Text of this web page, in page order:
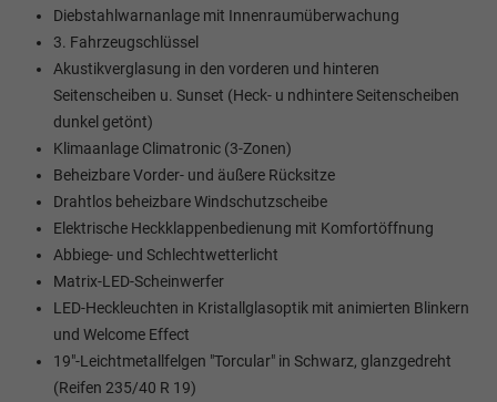
Diebstahlwarnanlage mit Innenraumüberwachung
3. Fahrzeugschlüssel
Akustikverglasung in den vorderen und hinteren
Seitenscheiben u. Sunset (Heck- u ndhintere Seitenscheiben
dunkel getönt)
Klimaanlage Climatronic (3-Zonen)
Beheizbare Vorder- und äußere Rücksitze
Drahtlos beheizbare Windschutzscheibe
Elektrische Heckklappenbedienung mit Komfortöffnung
Abbiege- und Schlechtwetterlicht
Matrix-LED-Scheinwerfer
LED-Heckleuchten in Kristallglasoptik mit animierten Blinkern
und Welcome Effect
19"-Leichtmetallfelgen "Torcular" in Schwarz, glanzgedreht
(Reifen 235/40 R 19)